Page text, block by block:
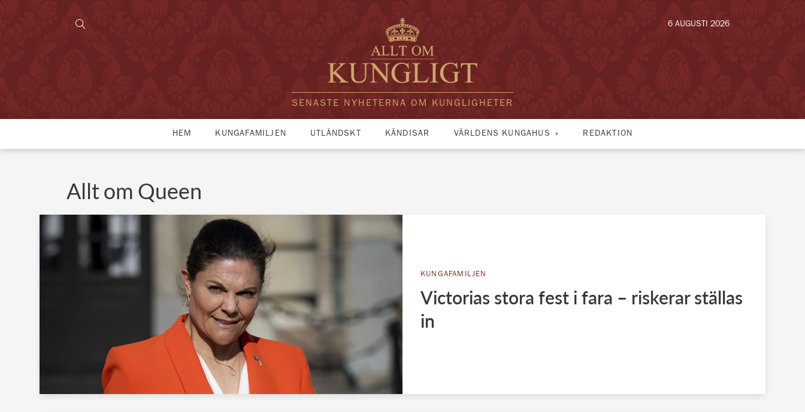
SENASTE NYHETERNA OM KUNGLIGHETER
6 AUGUSTI 2026
HEM KUNGAFAMILJEN UTLÄNDSKT KÄNDISAR VÄRLDENS KUNGAHUS REDAKTION
Allt om Queen
KUNGAFAMILJEN
Victorias stora fest i fara – riskerar ställas
in